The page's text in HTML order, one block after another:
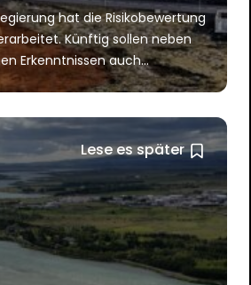
hat die Risikobewertung
Künftig sollen neben
Erkenntnissen auch...
Lese es später